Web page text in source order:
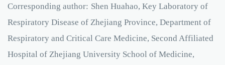
Corresponding author: Shen Huahao, Key Laboratory of
Respiratory Disease of Zhejiang Province, Department of
Respiratory and Critical Care Medicine, Second Affiliated
Hospital of Zhejiang University School of Medicine,